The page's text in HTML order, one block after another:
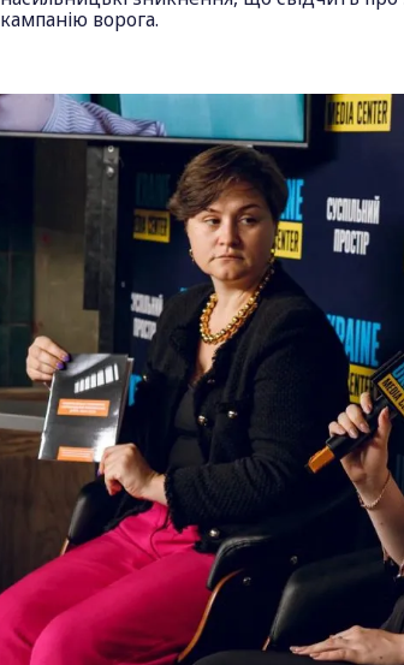
кампанію ворога.